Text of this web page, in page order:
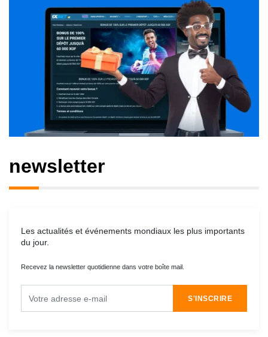
newsletter
Les actualités et événements mondiaux les plus importants
du jour.
Recevez la newsletter quotidienne dans votre boîte mail.
S'INSCRIRE